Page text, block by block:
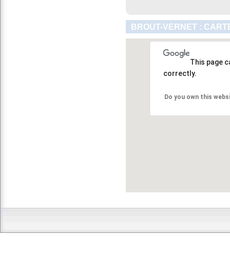
BROUT-VERNET :
This page
correctly.
Do you own this